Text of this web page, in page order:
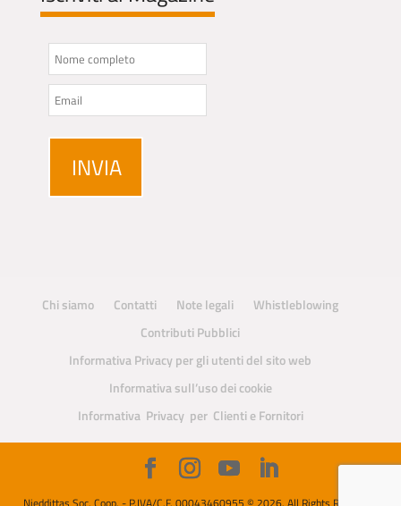
Chi siamo Contatti Note legali
Whistleblowing
Contributi Pubblici
Informativa Privacy per gli utenti del sito web
Informativa sull’uso dei cookie
Informativa Privacy per Clienti e Fornitori